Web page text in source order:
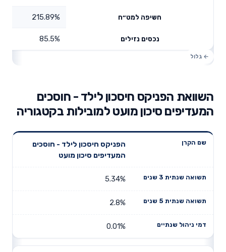
חשיפה למט״ח 215.89%
נכסים נזילים 85.5%
השוואת הפניקס חיסכון לילד - חוסכים
המעדיפים סיכון מועט למובילות בקטגוריה
שנתית 3
תשואה
שנתית 5
דמי ניהול
הפניקס חיסכון לילד - חוסכים
המעדיפים סיכון מועט
5.34%
2.8%
0.01%